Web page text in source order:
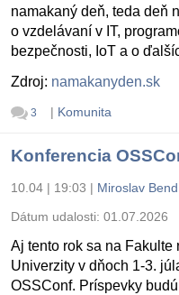
namakaný deň, teda deň
o vzdelávaní v IT,
bezpečnosti, IoT a o
Zdroj: namakanyden.sk
3 | Komunita
Konferencia
10.04 | 19:03 | Miroslav
Dátum udalosti: 01.07.2026
Aj tento rok sa na
Univerzity v dňoch 1-3.
OSSConf. Príspevky